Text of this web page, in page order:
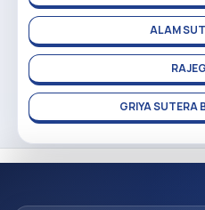
ALAM
GRIYA SUTERA